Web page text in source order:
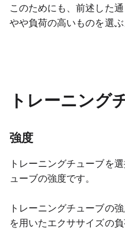
このためにも、前述した
やや負荷の高いものを選ぶ
トレーニング
強度
トレーニングチューブを
ューブの強度です。
トレーニングチューブの
を用いたエクササイズの